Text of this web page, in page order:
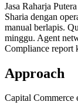
Jasa Raharja
Sharia dengan
manual berlapis.
minggu. Agent
Compliance report
Approach
Capital Commerce